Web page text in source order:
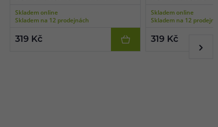
pro MTL a RDL vaping, 3ks v balení.
Skladem online
Skladem na 12 prodejnách
319 Kč
pro MTL a RDL vaping,
Skladem online
Skladem na 12
319 Kč